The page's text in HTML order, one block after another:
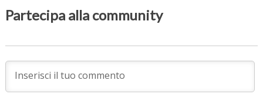
Partecipa alla community